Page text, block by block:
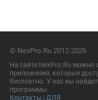
© NexPro.Ru 2012-2026
На сайте NexPro.Ru можно
приложения, которые
бесплатно. У нас вы
программы.
Контакты | ДЛЯ